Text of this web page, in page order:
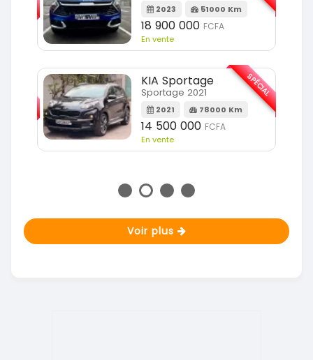
2023 51000 Km
18 900 000 FCFA
En vente
KIA Sportage
Sportage 2021
2021 78000 Km
14 500 000 FCFA
En vente
SPÉCIAL
Voir plus